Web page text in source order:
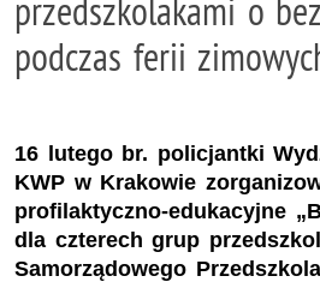
przedszkolakami o
podczas ferii
16 lutego br. policjantki
KWP w Krakowie
profilaktyczno-edukacyjne
dla czterech grup
Samorządowego